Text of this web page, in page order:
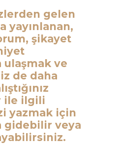
gelen
yayınlanan,
şikayet
ulaşmak ve
de daha
ile ilgili
yazmak için
gidebilir veya